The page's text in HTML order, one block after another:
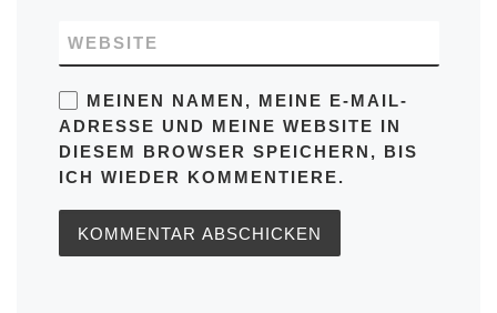
WEBSITE
MEINEN NAMEN, MEINE E-MAIL-
ADRESSE UND MEINE WEBSITE IN
DIESEM BROWSER SPEICHERN, BIS
ICH WIEDER KOMMENTIERE.